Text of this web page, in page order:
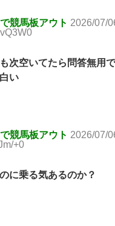
競馬板アウト 2026/07/
次空いてたら問答無用
い
競馬板アウト 2026/07/
+0
に乗る気あるのか？